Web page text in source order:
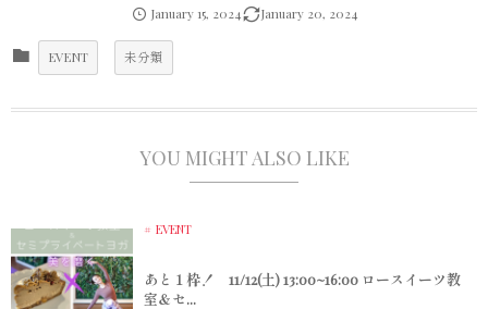
January 15, 2024 January 20, 2024
EVENT 未分類
YOU MIGHT ALSO LIKE
EVENT
あと１枠！ 11/12(土) 13:00~16:00 ロースイーツ教
室＆セ...